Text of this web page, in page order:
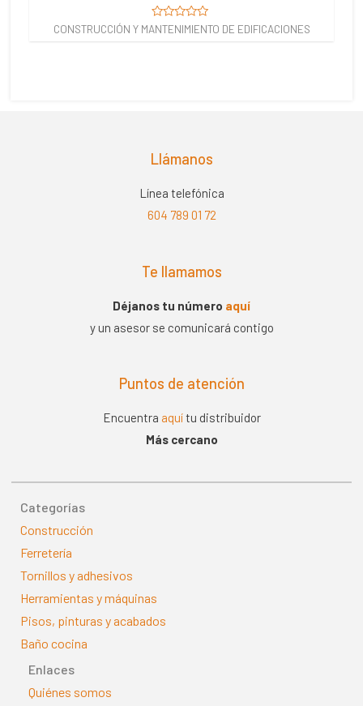
Valorado
CONSTRUCCIÓN Y MANTENIMIENTO DE EDIFICACIONES
Llámanos
Línea telefónica
604 789 01 72
Te llamamos
Déjanos tu número aquí
y un asesor se comunicará contigo
Puntos de atención
Encuentra aquítu distribuidor
Más cercano
Categorías
Construcción
Ferretería
Tornillos y adhesivos
Herramientas y máquinas
Pisos, pinturas y acabados
Baño cocina
Enlaces
Quiénes somos